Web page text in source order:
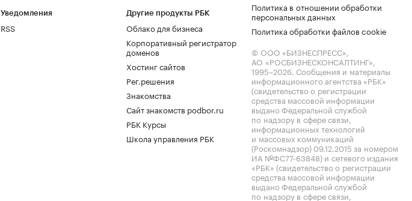
Уведомления
RSS
Другие продукты РБК
Облако для бизнеса
Корпоративный регистратор
доменов
Хостинг сайтов
Рег.решения
Знакомства
Сайт знакомств podbor.ru
РБК Курсы
Школа управления РБК
Политика в отношении обработки
персональных данных
Политика обработки файлов cookie
© ООО «БИЗНЕСПРЕСС»,
АО «РОСБИЗНЕСКОНСАЛТИНГ»,
1995–2026. Сообщения и материалы
информационного агентства «РБК»
(свидетельство о регистрации
средства массовой информации
выдано Федеральной службой
по надзору в сфере связи,
информационных технологий
и массовых коммуникаций
(Роскомнадзор) 09.12.2015 за номером
ИА №ФС77-63848) и сетевого издания
«РБК» (свидетельство о регистрации
средства массовой информации
выдано Федеральной службой
по надзору в сфере связи,